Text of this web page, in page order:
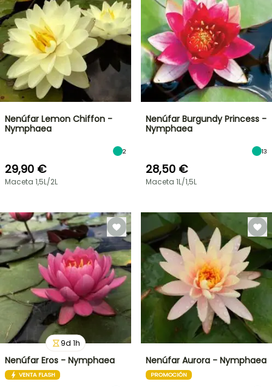
Nenúfar Lemon Chiffon -
Nymphaea
2
29,90 €
Maceta 1,5L/2L
Nenúfar Burgundy Princess -
Nymphaea
13
28,50 €
Maceta 1L/1,5L
9d 1h
Nenúfar Eros - Nymphaea
VENTA FLASH
Nenúfar Aurora - Nymphaea
PROMOCIÓN